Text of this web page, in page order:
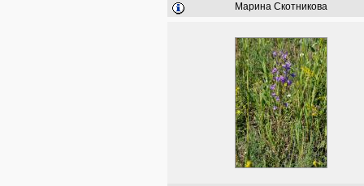
Марина Скотникова